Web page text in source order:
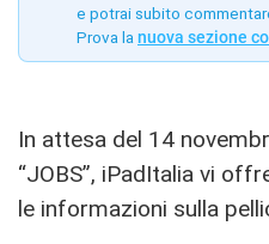
e potrai subito
Prova la nuova sezione
In attesa del 14
“JOBS”, iPadItalia vi
le informazioni sulla